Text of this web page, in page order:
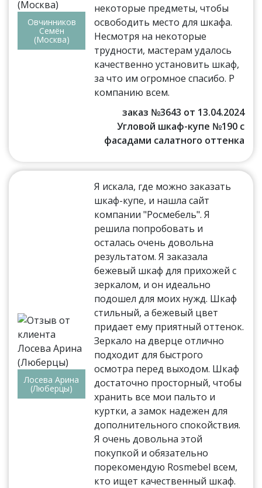
Овчинников
Семён
(Москва)
некоторые предметы, чтобы
освободить место для шкафа.
Несмотря на некоторые
трудности, мастерам удалось
качественно установить шкаф,
за что им огромное спасибо. Р
компанию всем.
заказ №3643 от 13.04.2024
Угловой шкаф-купе №190 с
фасадами салатного оттенка
Лосева Арина
(Люберцы)
Я искала, где можно заказать
шкаф-купе, и нашла сайт
компании "Росмебель". Я
решила попробовать и
осталась очень довольна
результатом. Я заказала
бежевый шкаф для прихожей с
зеркалом, и он идеально
подошел для моих нужд. Шкаф
стильный, а бежевый цвет
придает ему приятный оттенок.
Зеркало на дверце отлично
подходит для быстрого
осмотра перед выходом. Шкаф
достаточно просторный, чтобы
хранить все мои пальто и
куртки, а замок надежен для
дополнительного спокойствия.
Я очень довольна этой
покупкой и обязательно
порекомендую Rosmebel всем,
кто ищет качественный шкаф.